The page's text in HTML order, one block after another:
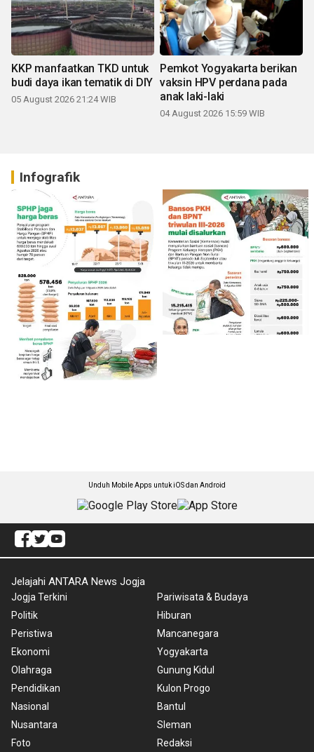
KKP manfaatkan TKD untuk
budi daya ikan tematik di DIY
05 August 2026 21:24 WIB
Pemkot Yogyakarta berikan
vaksin HPV perdana pada
anak laki-laki
04 August 2026 15:59 WIB
Infografik
Unduh Mobile Apps untuk iOS dan Android
Jelajahi ANTARA News Jogja
Jogja Terkini
Politik
Peristiwa
Ekonomi
Olahraga
Pendidikan
Nasional
Nusantara
Foto
Pariwisata & Budaya
Hiburan
Mancanegara
Yogyakarta
Gunung Kidul
Kulon Progo
Bantul
Sleman
Redaksi